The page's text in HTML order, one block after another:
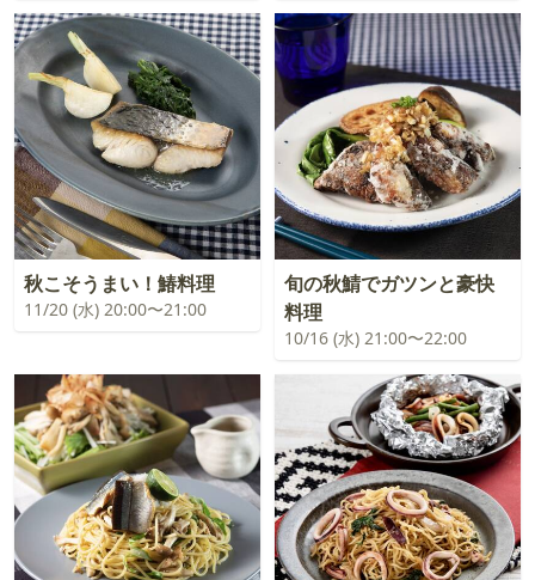
秋こそうまい！鰆料理
11/20 (水) 20:00〜21:00
旬の秋鯖でガツンと豪快
料理
10/16 (水) 21:00〜22:00